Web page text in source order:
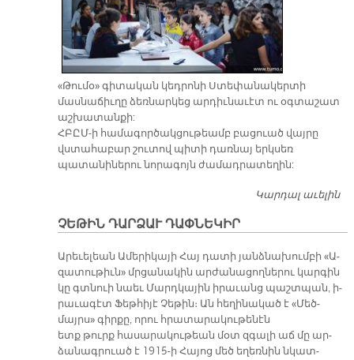
«Թումօ» գիտական կեդրոնի Ստեփանակերտի
մասնաճիւղը ձեռնարկեց արդիւնաւէտ ու օգտաշատ
աշխատանքի:
ՀԲԸՄ-ի համագործակցութեամբ բացուած վայրը
վստահաբար շուտով պիտի դառնայ երկսեռ
պատանիներու նորագոյն ժամադրատեղին:
Կարդալ աւելին
ՉԵԹԻՆ ԴԱՐՁԱՒ ԴԱՓՆԵԿԻՐ
Ա­րե­ւե­լեան Ա­մե­րի­կա­յի Հայ դա­տի յանձ­նա­խում­բի «Ա­
զա­տու­թիւն» մրցա­նա­կին ար­ժա­նա­ցող­նե­րու կար­գին
կը գտնուի նաեւ Մարդ­կա­յին ի­րա­ւանց պաշտ­պան, ի­
րա­ւա­գէտ Ֆեթ­հի­յէ Չե­թին։ Ան հե­ղի­նա­կած է «Մեծ­
մայրս» գիր­քը, ո­րու հրա­տա­րա­կու­թե­նէն
ետք թուրք հա­սա­րա­կու­թեան մօտ զգա­լի աճ մը ար­
ձա­նագ­րուած է 1915-ի Հա­յոց մեծ ե­ղեռ­նին նկատ­